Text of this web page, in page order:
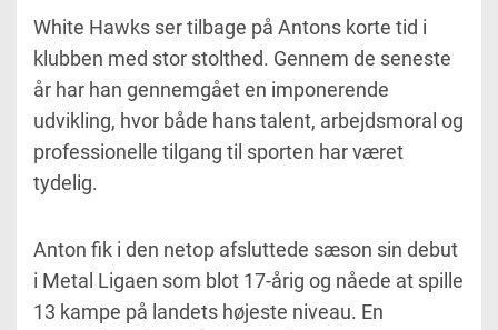
White Hawks ser tilbage på Antons korte tid i
klubben med stor stolthed. Gennem de seneste
år har han gennemgået en imponerende
udvikling, hvor både hans talent, arbejdsmoral og
professionelle tilgang til sporten har været
tydelig.
Anton fik i den netop afsluttede sæson sin debut
i Metal Ligaen som blot 17-årig og nåede at spille
13 kampe på landets højeste niveau. En